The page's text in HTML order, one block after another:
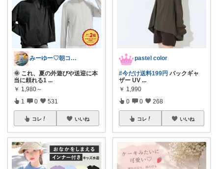
みーゆー♡朝コレ♡ママお助け隊
🌞 これ、夏の外遊びや送迎に本
当に頼れる1 ...
￥ 1,980～
1 0 531
コレ いいね
pastel color
#今だけ送料199円 バックギャ
ザー UV ...
￥ 1,990
0 0 268
コレ いいね